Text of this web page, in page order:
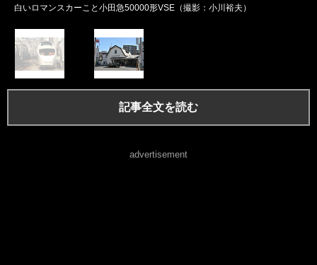
白いロマンスカーこと小田急50000形VSE（撮影：小川裕夫）
記事全文を読む
advertisement